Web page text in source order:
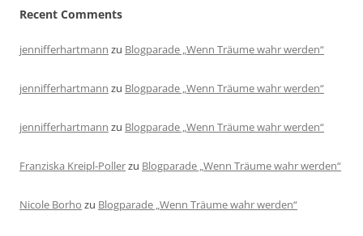
Recent Comments
jennifferhartmann zu Blogparade „Wenn Träume wahr werden“
jennifferhartmann zu Blogparade „Wenn Träume wahr werden“
jennifferhartmann zu Blogparade „Wenn Träume wahr werden“
Franziska Kreipl-Pollerzu Blogparade „Wenn Träume wahr werden“
Nicole Borho zu Blogparade „Wenn Träume wahr werden“